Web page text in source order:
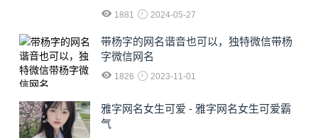
1881 2024-05-27
​带杨字的网名谐音也可以，独特微信带杨
字微信网名
1826 2023-11-01
雅字网名女生可爱 - 雅字网名女生可爱霸
气